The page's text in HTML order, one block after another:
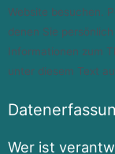
Website besuchen.
denen Sie
Informationen zum
unter diesem Text
Wer ist